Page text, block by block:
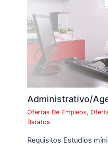
Administrativo/
Ofertas De Empleos,
Baratos
Requisitos Estudios